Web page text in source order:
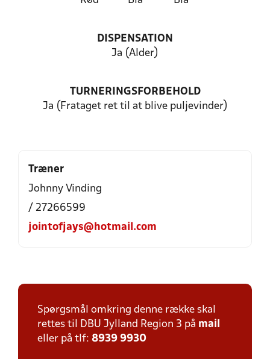
DISPENSATION
Ja (Alder)
TURNERINGSFORBEHOLD
Ja (Frataget ret til at blive puljevinder)
Træner
Johnny Vinding
/ 27266599
jointofjays@hotmail.com
Spørgsmål omkring denne række skal
rettes til DBU Jylland Region 3 på mail
eller på tlf: 8939 9930